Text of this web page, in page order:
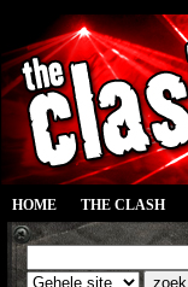
HOME THE CLASH